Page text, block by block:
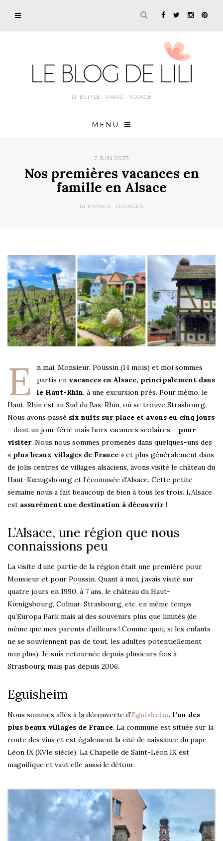
LIFESTYLE – PARIS – VOYAGE
MENU
2 JUIN 2023
Nos premières vacances en
famille en Alsace
In FRANCE, VOYAGES
E
n mai, Monsieur, Poussin (14 mois) et moi sommes
partis en vacances en Alsace, principalement dans
le Haut-Rhin, à une excursion près. Pour mémo, le
Haut-Rhin est au Sud du Bas-Rhin, où se trouve Strasbourg.
Nous avons passé six nuits sur place et avons eu cinq jours
– dont un jour férié mais hors vacances scolaires – pour
visiter. Nous nous sommes promenés dans quelques-uns des
« plus beaux villages de France » et plus généralement dans
de jolis centres de villages alsaciens, avons visité le château du
Haut-Kœnigsbourg et l’écomusée d’Alsace. Cette petite
semaine nous a fait beaucoup de bien à tous les trois. L’Alsace
est assurément une destination à découvrir !
L’Alsace, une région que nous
connaissions peu
La visite d’une partie de la région était une première pour
Monsieur et pour Poussin. Quant à moi, j’avais visité sur
quatre jours en 1990, à 7 ans, le château du Haut-
Kœnigsbourg, Colmar, Strasbourg, etc. en même temps
qu’Europa Park mais ai des souvenirs plus que limités (de
même que mes parents d’ailleurs ! Comme quoi, si les enfants
ne se souviennent pas de tout, les adultes potentiellement
non plus). Je suis retournée depuis plusieurs fois à
Strasbourg mais pas depuis 2006.
Eguisheim
Nous sommes allés à la découverte d’Eguisheim, l’un des
plus beaux villages de France. La commune est située sur la
route des vins et est également la cité de naissance du pape
Léon IX (XVIe siècle). La Chapelle de Saint-Léon IX est
magnifique et vaut elle aussi le détour.